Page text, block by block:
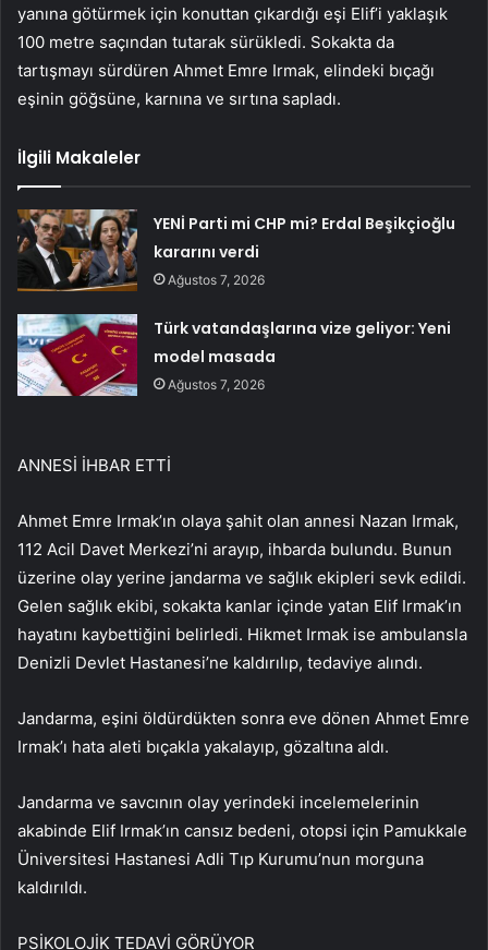
yanına götürmek için konuttan çıkardığı eşi Elif’i yaklaşık
100 metre saçından tutarak sürükledi. Sokakta da
tartışmayı sürdüren Ahmet Emre Irmak, elindeki bıçağı
eşinin göğsüne, karnına ve sırtına sapladı.
İlgili Makaleler
YENİ Parti mi CHP mi? Erdal Beşikçioğlu
kararını verdi
Ağustos 7, 2026
Türk vatandaşlarına vize geliyor: Yeni
model masada
Ağustos 7, 2026
ANNESİ İHBAR ETTİ
Ahmet Emre Irmak’ın olaya şahit olan annesi Nazan Irmak,
112 Acil Davet Merkezi’ni arayıp, ihbarda bulundu. Bunun
üzerine olay yerine jandarma ve sağlık ekipleri sevk edildi.
Gelen sağlık ekibi, sokakta kanlar içinde yatan Elif Irmak’ın
hayatını kaybettiğini belirledi. Hikmet Irmak ise ambulansla
Denizli Devlet Hastanesi’ne kaldırılıp, tedaviye alındı.
Jandarma, eşini öldürdükten sonra eve dönen Ahmet Emre
Irmak’ı hata aleti bıçakla yakalayıp, gözaltına aldı.
Jandarma ve savcının olay yerindeki incelemelerinin
akabinde Elif Irmak’ın cansız bedeni, otopsi için Pamukkale
Üniversitesi Hastanesi Adli Tıp Kurumu’nun morguna
kaldırıldı.
PSİKOLOJİK TEDAVİ GÖRÜYOR